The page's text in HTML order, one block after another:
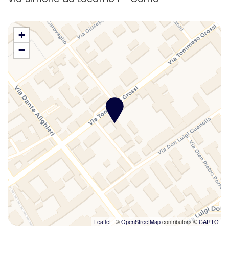
+
−
Leaflet | ©OpenStreetMapcontributors ©CARTO